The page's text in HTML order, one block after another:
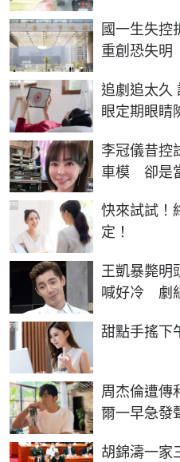
國一生失控
重創恐失
追劇追太久
眼定期眼睛
PR
李冠儀昔控
車模 卻是
快來試試！
定！
PR
王凱暴斃明
喊好冷 劇
甜點手搖下
PR
周杰倫遭傳
爾一早急
胡錦濤一家